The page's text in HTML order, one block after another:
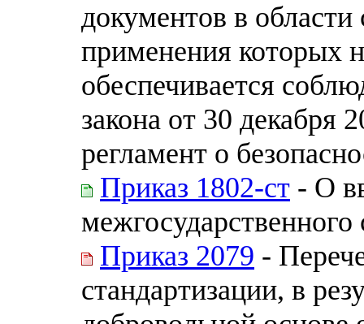
документов в области
применения которых
обеспечивается
закона от 30 декабря
регламент о
Приказ 1802-ст - О
межгосударственного
Приказ 2079 -
стандартизации, в